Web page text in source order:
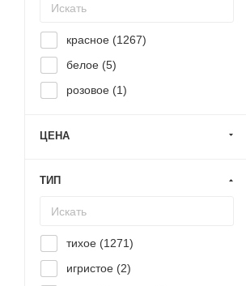
красное (1267)
белое (5)
розовое (1)
ЦЕНА
ТИП
тихое (1271)
игристое (2)